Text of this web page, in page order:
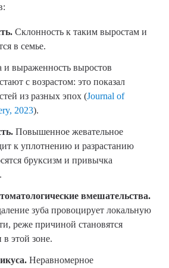
Склонность к таким выростам и
в семье.
и выраженность выростов
с возрастом: это показал
из разных эпох (Journal of
2023).
Повышенное жевательное
к уплотнению и разрастанию
бруксизм и привычка
вмешательства.
зуба провоцирует локальную
реже причиной становятся
в этой зоне.
Неравномерное